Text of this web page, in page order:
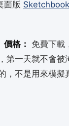
面版
價格： 免費下載
第一天就不會被
，不是用來模擬